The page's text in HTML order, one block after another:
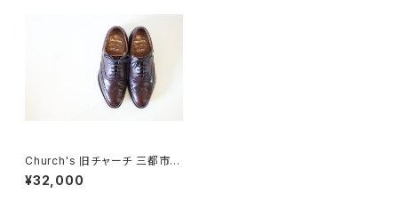
Church's 旧チャーチ 三都市
5.5 G
¥32,000